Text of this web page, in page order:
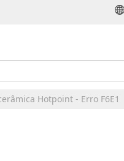
Hotpoint - Erro F6E1